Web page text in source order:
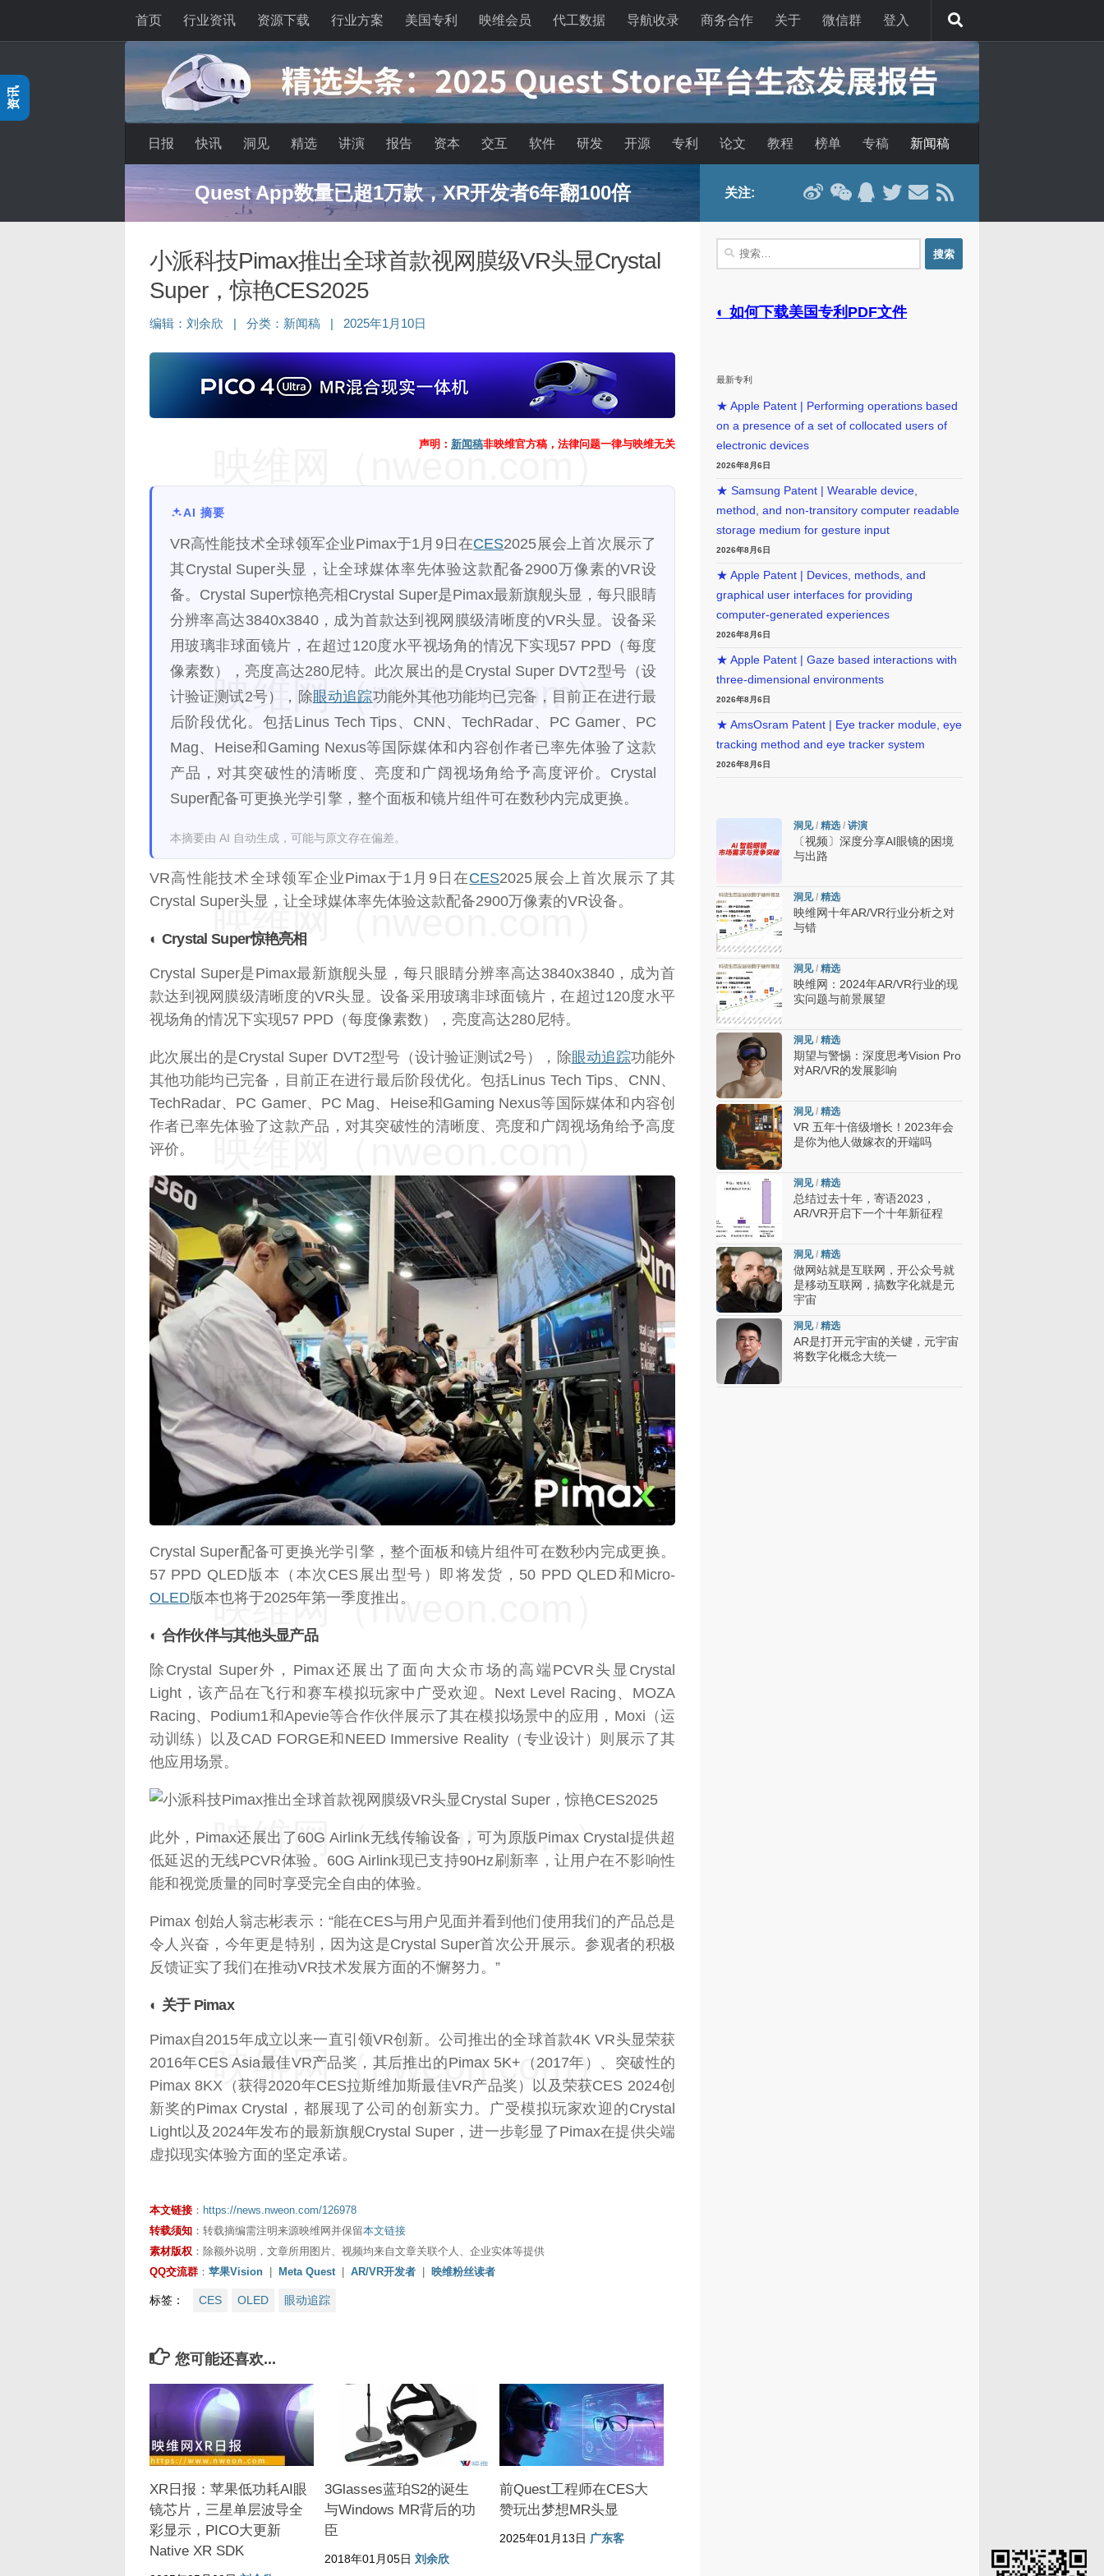
首页 行业资讯 资源下载 行业方案 美国专利 映维会员 代工数据 导航收录 商务合作 关于 微信群 登入
日报 快讯 洞见 精选 讲演 报告 资本 交互 软件 研发 开源 专利 论文 教程 榜单 专稿 新闻稿
Quest App数量已超1万款，XR开发者6年翻100倍
小派科技Pimax推出全球首款视网膜级VR头显Crystal
Super，惊艳CES2025
编辑： 刘余欣 分类： 新闻稿 2025年1月10日
声明： 新闻稿非映维官方稿，法律问题一律与映维无关
AI 摘要
VR高性能技术全球领军企业Pimax于1月9日在CES2025展会上首次展示了
其Crystal Super头显，让全球媒体率先体验这款配备2900万像素的VR设
备。Crystal Super惊艳亮相Crystal Super是Pimax最新旗舰头显，每只眼睛
分辨率高达3840x3840，成为首款达到视网膜级清晰度的VR头显。设备采
用玻璃非球面镜片，在超过120度水平视场角的情况下实现57 PPD（每度
像素数），亮度高达280尼特。此次展出的是Crystal Super DVT2型号（设
计验证测试2号），除眼动追踪功能外其他功能均已完备，目前正在进行最
后阶段优化。包括Linus Tech Tips、CNN、TechRadar、PC Gamer、PC
Mag、Heise和Gaming Nexus等国际媒体和内容创作者已率先体验了这款
产品，对其突破性的清晰度、亮度和广阔视场角给予高度评价。Crystal
Super配备可更换光学引擎，整个面板和镜片组件可在数秒内完成更换。
本摘要由 AI 自动生成，可能与原文存在偏差。
VR高性能技术全球领军企业Pimax于1月9日在CES2025展会上首次展示了其
Crystal Super头显，让全球媒体率先体验这款配备2900万像素的VR设备。
◐ Crystal Super惊艳亮相
Crystal Super是Pimax最新旗舰头显，每只眼睛分辨率高达3840x3840，成为首
款达到视网膜级清晰度的VR头显。设备采用玻璃非球面镜片，在超过120度水平
视场角的情况下实现57 PPD（每度像素数），亮度高达280尼特。
此次展出的是Crystal Super DVT2型号（设计验证测试2号），除眼动追踪功能外
其他功能均已完备，目前正在进行最后阶段优化。包括Linus Tech Tips、CNN、
TechRadar、PC Gamer、PC Mag、Heise和Gaming Nexus等国际媒体和内容创
作者已率先体验了这款产品，对其突破性的清晰度、亮度和广阔视场角给予高度
评价。
Crystal Super配备可更换光学引擎，整个面板和镜片组件可在数秒内完成更换。
57 PPD QLED版本（本次CES展出型号）即将发货，50 PPD QLED和Micro-
OLED版本也将于2025年第一季度推出。
◐ 合作伙伴与其他头显产品
除Crystal Super外，Pimax还展出了面向大众市场的高端PCVR头显Crystal
Light，该产品在飞行和赛车模拟玩家中广受欢迎。Next Level Racing、MOZA
Racing、Podium1和Apevie等合作伙伴展示了其在模拟场景中的应用，Moxi（运
动训练）以及CAD FORGE和NEED Immersive Reality（专业设计）则展示了其
他应用场景。
此外，Pimax还展出了60G Airlink无线传输设备，可为原版Pimax Crystal提供超
低延迟的无线PCVR体验。60G Airlink现已支持90Hz刷新率，让用户在不影响性
能和视觉质量的同时享受完全自由的体验。
Pimax 创始人翁志彬表示：“能在CES与用户见面并看到他们使用我们的产品总是
令人兴奋，今年更是特别，因为这是Crystal Super首次公开展示。参观者的积极
反馈证实了我们在推动VR技术发展方面的不懈努力。”
◐ 关于 Pimax
Pimax自2015年成立以来一直引领VR创新。公司推出的全球首款4K VR头显荣获
2016年CES Asia最佳VR产品奖，其后推出的Pimax 5K+（2017年）、突破性的
Pimax 8KX（获得2020年CES拉斯维加斯最佳VR产品奖）以及荣获CES 2024创
新奖的Pimax Crystal，都展现了公司的创新实力。广受模拟玩家欢迎的Crystal
Light以及2024年发布的最新旗舰Crystal Super，进一步彰显了Pimax在提供尖端
虚拟现实体验方面的坚定承诺。
映维网（nweon.com）
映维网（nweon.com）
映维网（nweon.com）
映维网（nweon.com）
映维网（nweon.com）
映维网（nweon.com）
本文链接 ： https://news.nweon.com/126978
转载须知 ：转载摘编需注明来源映维网并保留本文链接
素材版权 ：除额外说明，文章所用图片、视频均来自文章关联个人、企业实体等提供
QQ交流群 ： 苹果Vision Meta Quest| AR/VR开发者 映维粉丝读者
标签： CES OLED 眼动追踪
您可能还喜欢...
XR日报：苹果低功耗AI眼
镜芯片，三星单层波导全
彩显示，PICO大更新
Native XR SDK
3Glasses蓝珀S2的诞生
与Windows MR背后的功
臣
2018年01月05日 刘余欣
前Quest工程师在CES大
赞玩出梦想MR头显
2025年01月13日 广东客
关注:
搜
索：
◐ 如何下载美国专利PDF文件
最新专利
★ Apple Patent | Performing operations based
on a presence of a set of collocated users of
electronic devices
2026年8月6日
★ Samsung Patent | Wearable device,
method, and non-transitory computer readable
storage medium for gesture input
2026年8月6日
★ Apple Patent | Devices, methods, and
graphical user interfaces for providing
computer-generated experiences
2026年8月6日
★ Apple Patent | Gaze based interactions with
three-dimensional environments
2026年8月6日
★ AmsOsram Patent | Eye tracker module, eye
tracking method and eye tracker system
2026年8月6日
洞见/ 精选 / 讲演
〔视频〕深度分享AI眼镜的困境
与出路
洞见/ 精选
映维网十年AR/VR行业分析之对
与错
洞见/ 精选
映维网：2024年AR/VR行业的现
实问题与前景展望
洞见/ 精选
期望与警惕：深度思考Vision Pro
对AR/VR的发展影响
洞见/ 精选
VR 五年十倍级增长！2023年会
是你为他人做嫁衣的开端吗
洞见/ 精选
总结过去十年，寄语2023，
AR/VR开启下一个十年新征程
洞见/ 精选
做网站就是互联网，开公众号就
是移动互联网，搞数字化就是元
宇宙
洞见/ 精选
AR是打开元宇宙的关键，元宇宙
将数字化概念大统一
资讯